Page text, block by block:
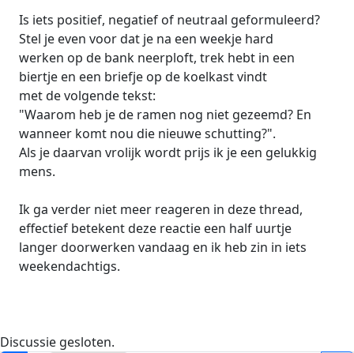
Is iets positief, negatief of neutraal geformuleerd?
Stel je even voor dat je na een weekje hard
werken op de bank neerploft, trek hebt in een
biertje en een briefje op de koelkast vindt
met de volgende tekst:
"Waarom heb je de ramen nog niet gezeemd? En
wanneer komt nou die nieuwe schutting?".
Als je daarvan vrolijk wordt prijs ik je een gelukkig
mens.
Ik ga verder niet meer reageren in deze thread,
effectief betekent deze reactie een half uurtje
langer doorwerken vandaag en ik heb zin in iets
weekendachtigs.
Discussie gesloten.